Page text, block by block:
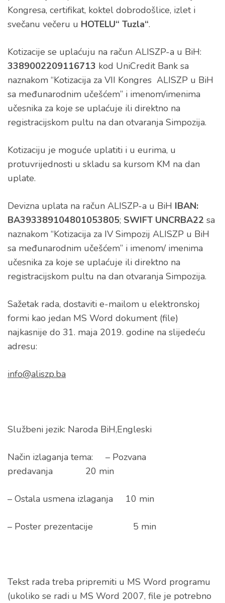
Kongresa, certifikat, koktel dobrodošlice, izlet i
svečanu večeru u HOTELU“ Tuzla“.
Kotizacije se uplaćuju na račun ALISZP-a u BiH:
3389002209116713 kod UniCredit Bank sa
naznakom “Kotizacija za VII Kongres ALISZP u BiH
sa međunarodnim učešćem” i imenom/imenima
učesnika za koje se uplaćuje ili direktno na
registracijskom pultu na dan otvaranja Simpozija.
Kotizaciju je moguće uplatiti i u eurima, u
protuvrijednosti u skladu sa kursom KM na dan
uplate.
Devizna uplata na račun ALISZP-a u BiH IBAN:
BA393389104801053805; SWIFT UNCRBA22 sa
naznakom “Kotizacija za IV Simpozij ALISZP u BiH
sa međunarodnim učešćem” i imenom/ imenima
učesnika za koje se uplaćuje ili direktno na
registracijskom pultu na dan otvaranja Simpozija.
Sažetak rada, dostaviti e-mailom u elektronskoj
formi kao jedan MS Word dokument (file)
najkasnije do 31. maja 2019. godine na slijedeću
adresu:
info@aliszp.ba
Službeni jezik: Naroda BiH,Engleski
Način izlaganja tema: – Pozvana
predavanja 20 min
– Ostala usmena izlaganja 10 min
– Poster prezentacije 5 min
Tekst rada treba pripremiti u MS Word programu
(ukoliko se radi u MS Word 2007, file je potrebno